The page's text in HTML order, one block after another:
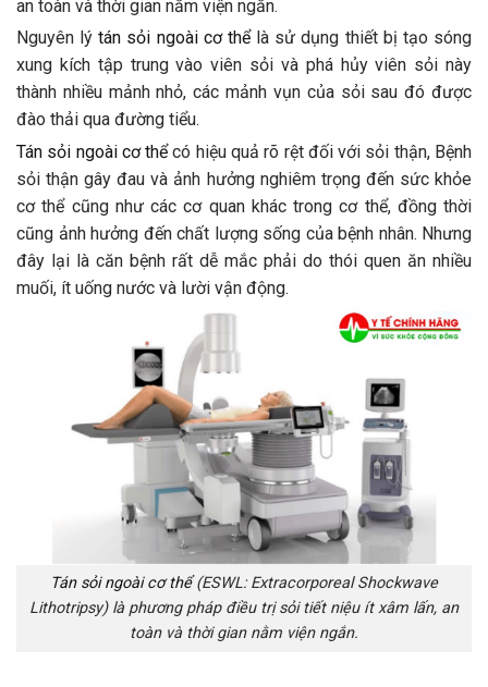
an toàn và thời gian nằm viện ngắn.
Nguyên lýtán sỏi ngoài cơ thểlà sử dụng thiết bị tạo sóng
xung kích tập trung vào viên sỏi và phá hủy viên sỏi này
thành nhiều mảnh nhỏ, các mảnh vụn của sỏi sau đó được
đào thải qua đường tiểu.
Tán sỏi ngoài cơ thểcó hiệu quả rõ rệt đối với sỏi thận, Bệnh
sỏi thận gây đau và ảnh hưởng nghiêm trọng đến sức khỏe
cơ thể cũng như các cơ quan khác trong cơ thể, đồng thời
cũng ảnh hưởng đến chất lượng sống của bệnh nhân. Nhưng
đây lại là căn bệnh rất dễ mắc phải do thói quen ăn nhiều
muối, ít uống nước và lười vận động.
Tán sỏi ngoài cơ thể(ESWL: Extracorporeal Shockwave
Lithotripsy) là phương pháp điều trị sỏi tiết niệu ít xâm lấn, an
toàn và thời gian nằm viện ngắn.